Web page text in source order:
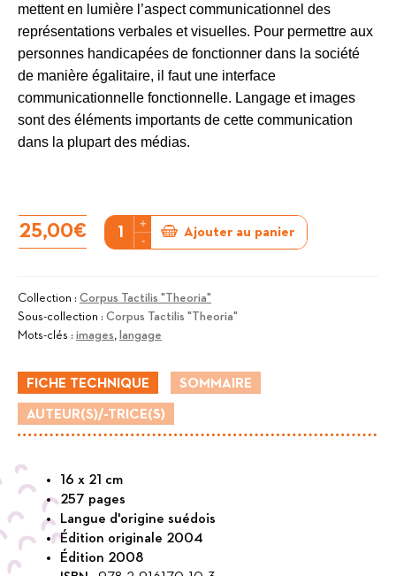
mettent en lumière l’aspect communicationnel des
représentations verbales et visuelles. Pour permettre aux
personnes handicapées de fonctionner dans la société
de manière égalitaire, il faut une interface
communicationnelle fonctionnelle. Langage et images
sont des éléments importants de cette communication
dans la plupart des médias.
25,00€
quantité
de
et
visualisation
+
-
Ajouter au panier
Collection : Corpus Tactilis "Theoria"
Sous-collection : Corpus Tactilis "Theoria"
Mots-clés : images, langage
FICHE TECHNIQUE SOMMAIRE
AUTEUR(S)/-TRICE(S)
16 x 21 cm
257 pages
Langue d'origine suédois
Édition originale 2004
Édition 2008